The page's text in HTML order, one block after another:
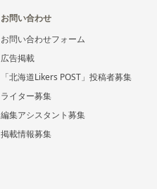
お問い合わせ
お問い合わせフォーム
広告掲載
「北海道Likers POST」投稿者募集
ライター募集
編集アシスタント募集
掲載情報募集